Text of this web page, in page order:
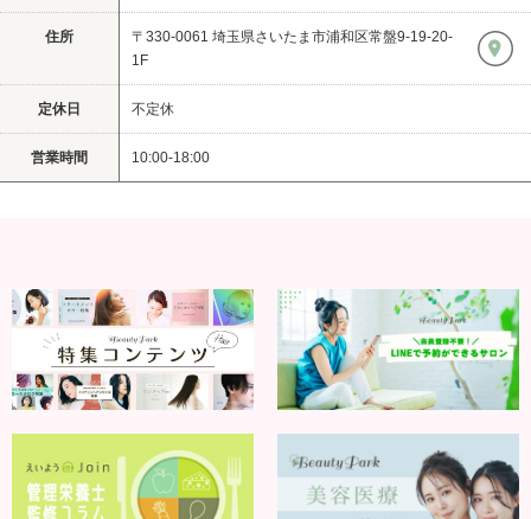
住所
〒330-0061 埼玉県さいたま市浦和区常盤9-19-20-
1F
定休日 不定休
営業時間 10:00-18:00